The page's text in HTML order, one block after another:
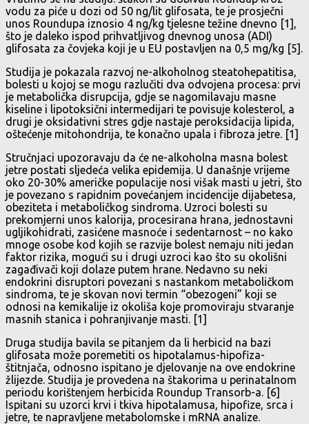
vodu za piće u dozi od 50 ng/lit glifosata, te je prosječni
unos Roundupa iznosio 4 ng/kg tjelesne težine dnevno [1],
što je daleko ispod prihvatljivog dnevnog unosa (ADI)
glifosata za čovjeka koji je u EU postavljen na 0,5 mg/kg [5].
Studija je pokazala razvoj ne-alkoholnog steatohepatitisa,
bolesti u kojoj se mogu razlučiti dva odvojena procesa: prvi
je metabolička disrupcija, gdje se nagomilavaju masne
kiseline i lipotoksični intermedijari te povisuje kolesterol, a
drugi je oksidativni stres gdje nastaje peroksidacija lipida,
oštećenje mitohondrija, te konačno upala i fibroza jetre. [1]
Stručnjaci upozoravaju da će ne-alkoholna masna bolest
jetre postati sljedeća velika epidemija. U današnje vrijeme
oko 20-30% američke populacije nosi višak masti u jetri, što
je povezano s rapidnim povećanjem incidencije dijabetesa,
obeziteta i metaboličkog sindroma. Uzroci bolesti su
prekomjerni unos kalorija, procesirana hrana, jednostavni
ugljikohidrati, zasićene masnoće i sedentarnost – no kako
mnoge osobe kod kojih se razvije bolest nemaju niti jedan
faktor rizika, mogući su i drugi uzroci kao što su okolišni
zagađivači koji dolaze putem hrane. Nedavno su neki
endokrini disruptori povezani s nastankom metaboličkom
sindroma, te je skovan novi termin “obezogeni” koji se
odnosi na kemikalije iz okoliša koje promoviraju stvaranje
masnih stanica i pohranjivanje masti. [1]
Druga studija bavila se pitanjem da li herbicid na bazi
glifosata može poremetiti os hipotalamus-hipofiza-
štitnjača, odnosno ispitano je djelovanje na ove endokrine
žlijezde. Studija je provedena na štakorima u perinatalnom
periodu korištenjem herbicida Roundup Transorb-a. [6]
Ispitani su uzorci krvi i tkiva hipotalamusa, hipofize, srca i
jetre, te napravljene metabolomske i mRNA analize.